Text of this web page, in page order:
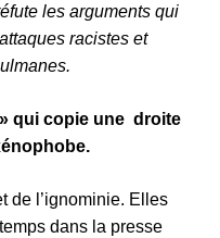
les arguments qui
racistes et
qui copie une droite
de l’ignominie. Elles
dans la presse